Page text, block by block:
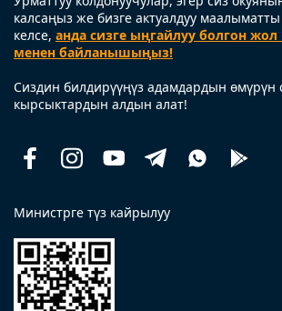
калсаңыз же бизге актуалдуу
келсе, анда сизге ыңгайлуу болгон
менен байланышыңыз!
Сиздин билдирүүңүз адамдардын өмүрүн
кырсыктардын алдын алат!
FacebookInstagramYoutube TelegramWhatsappПомощь
рядом
Министрге түз кайрылуу